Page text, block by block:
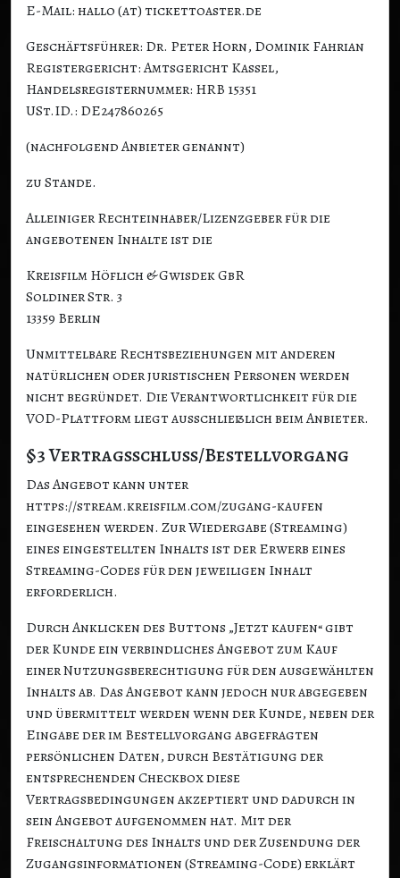
E-Mail: hallo (at) tickettoaster.de
Geschäftsführer: Dr. Peter Horn, Dominik Fahrian
Registergericht: Amtsgericht Kassel,
Handelsregisternummer: HRB 15351
USt.ID.: DE247860265
(nachfolgend Anbieter genannt)
zu Stande.
Alleiniger Rechteinhaber/Lizenzgeber für die
angebotenen Inhalte ist die
Kreisfilm Höflich & Gwisdek GbR
Soldiner Str. 3
13359 Berlin
Unmittelbare Rechtsbeziehungen mit anderen
natürlichen oder juristischen Personen werden
nicht begründet. Die Verantwortlichkeit für die
VOD-Plattform liegt ausschließlich beim Anbieter.
§3 Vertragsschluss/Bestellvorgang
Das Angebot kann unter
https://stream.kreisfilm.com/zugang-kaufen
eingesehen werden. Zur Wiedergabe (Streaming)
eines eingestellten Inhalts ist der Erwerb eines
Streaming-Codes für den jeweiligen Inhalt
erforderlich.
Durch Anklicken des Buttons „Jetzt kaufen“ gibt
der Kunde ein verbindliches Angebot zum Kauf
einer Nutzungsberechtigung für den ausgewählten
Inhalts ab. Das Angebot kann jedoch nur abgegeben
und übermittelt werden wenn der Kunde, neben der
Eingabe der im Bestellvorgang abgefragten
persönlichen Daten, durch Bestätigung der
entsprechenden Checkbox diese
Vertragsbedingungen akzeptiert und dadurch in
sein Angebot aufgenommen hat. Mit der
Freischaltung des Inhalts und der Zusendung der
Zugangsinformationen (Streaming-Code) erklärt